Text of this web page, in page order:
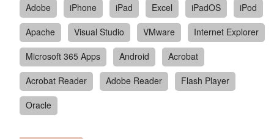
Adobe
iPhone iPad Excel iPadOS
iPod
Apache
Visual Studio VMware
Internet Explorer
Microsoft 365 Apps
Android
Acrobat
Acrobat Reader
Adobe Reader
Flash Player
Oracle